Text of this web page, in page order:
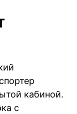
кабиной.
с